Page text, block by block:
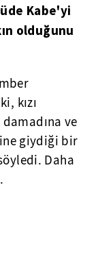
Kabe'yi
olduğunu
kızı
ve
giydiği bir
Daha